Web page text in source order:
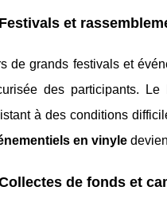
Festivals et
de grands festivals et
des participants. Le
à des conditions
en vinyle
de fonds et